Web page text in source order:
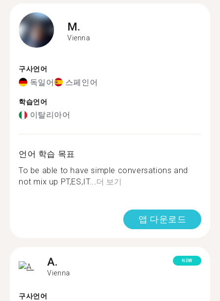
M.
Vienna
구사언어
독일어 스페인어
학습언어
이탈리아어
언어 학습 목표
To be able to have simple conversations and
not mix up PT,ES,IT...더 보기
앱 다운로드
A.
Vienna
NEW
구사언어